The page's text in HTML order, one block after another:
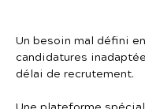
Un besoin mal défini
candidatures
délai de recrutement.